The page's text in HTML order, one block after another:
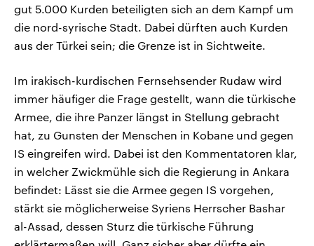
gut 5.000 Kurden beteiligten sich an dem Kampf um
die nord-syrische Stadt. Dabei dürften auch Kurden
aus der Türkei sein; die Grenze ist in Sichtweite.
Im irakisch-kurdischen Fernsehsender Rudaw wird
immer häufiger die Frage gestellt, wann die türkische
Armee, die ihre Panzer längst in Stellung gebracht
hat, zu Gunsten der Menschen in Kobane und gegen
IS eingreifen wird. Dabei ist den Kommentatoren klar,
in welcher Zwickmühle sich die Regierung in Ankara
befindet: Lässt sie die Armee gegen IS vorgehen,
stärkt sie möglicherweise Syriens Herrscher Bashar
al-Assad, dessen Sturz die türkische Führung